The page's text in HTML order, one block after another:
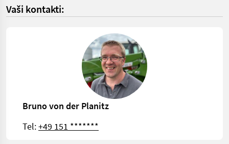
Vaši kontakti:
Bruno von der Planitz
Tel:+49 151 *******